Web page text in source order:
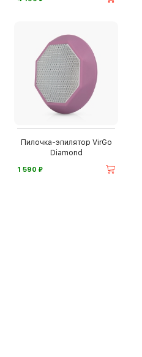
Пилочка-эпилятор VirGo
Diamond
1 590 ⃏